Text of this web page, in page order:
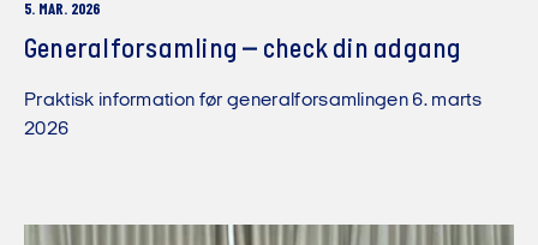
5. MAR. 2026
Generalforsamling – check din adgang
Praktisk information før generalforsamlingen 6. marts
2026